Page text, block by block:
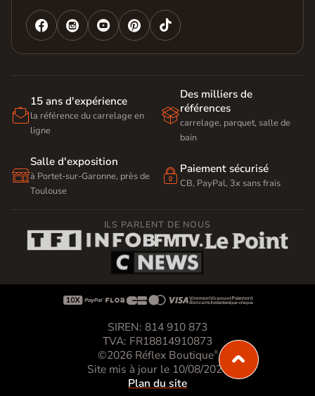
   

15 ans d'expérience
la référence du carrelage en
ligne

Des milliers de
références
carrelage, parquet, salle de
bain

Salle d'exposition
à Portet-sur-Garonne, près de
Toulouse
 Paiement sécurisé
CB, PayPal, 3x sans frais
ILS PARLENT DE NOUS

SIREN: 814 910 873
TVA: FR18814910873
©2026 Réflex Boutique®
Site mis à jour le 10/08/2026
Plan du site